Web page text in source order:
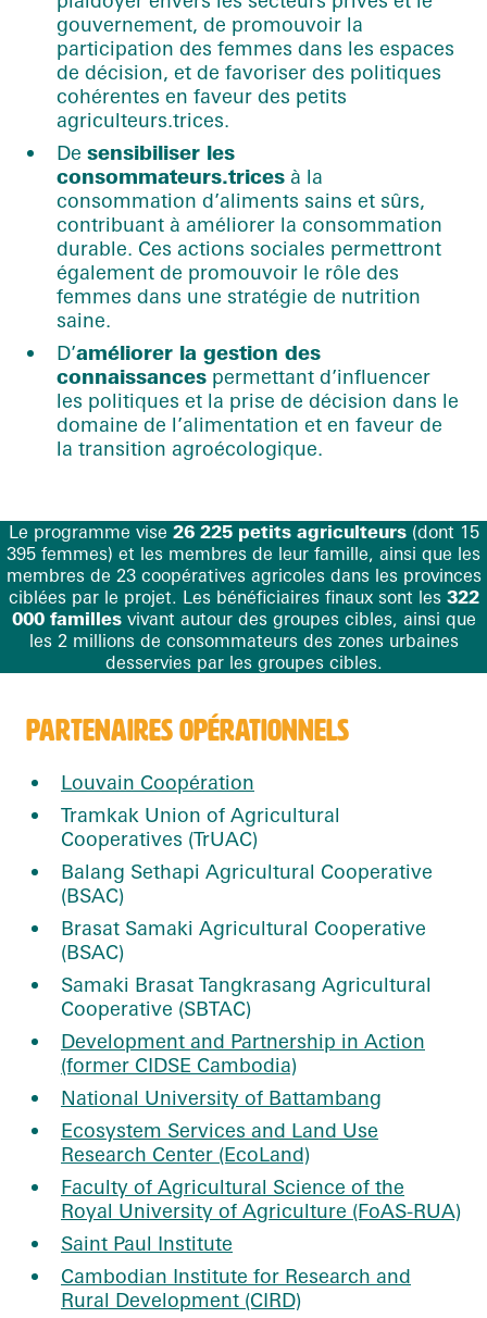
gouvernement, de promouvoir la
participation des femmes dans les espaces
de décision, et de favoriser des politiques
cohérentes en faveur des petits
agriculteurs.trices.
De sensibiliser les
consommateurs.trices à la
consommation d’aliments sains et sûrs,
contribuant à améliorer la consommation
durable. Ces actions sociales permettront
également de promouvoir le rôle des
femmes dans une stratégie de nutrition
saine.
D’améliorer la gestion des
connaissances permettant d’influencer
les politiques et la prise de décision dans le
domaine de l’alimentation et en faveur de
la transition agroécologique.
Le programme vise 26 225 petits agriculteurs(dont 15
395 femmes) et les membres de leur famille, ainsi que les
membres de 23 coopératives agricoles dans les provinces
ciblées par le projet. Les bénéficiaires finaux sont les 322
000 famillesvivant autour des groupes cibles, ainsi que
les 2 millions de consommateurs des zones urbaines
desservies par les groupes cibles.
PARTENAIRES OPÉRATIONNELS
Louvain Coopération
Tramkak Union of Agricultural
Cooperatives (TrUAC)
Balang Sethapi Agricultural Cooperative
(BSAC)
Brasat Samaki Agricultural Cooperative
(BSAC)
Samaki Brasat Tangkrasang Agricultural
Cooperative (SBTAC)
Development and Partnership in Action
(former CIDSE Cambodia)
National University of Battambang
Ecosystem Services and Land Use
Research Center (EcoLand)
Faculty of Agricultural Science of the
Royal University of Agriculture (FoAS-RUA)
Saint Paul Institute
Cambodian Institute for Research and
Rural Development (CIRD)